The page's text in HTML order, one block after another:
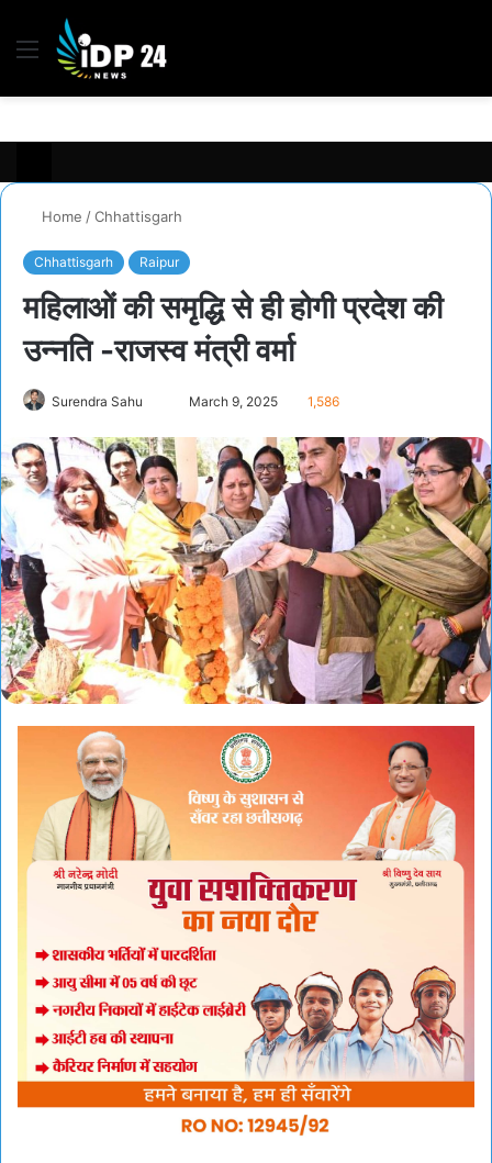
Menu
Home /Chhattisgarh
Chhattisgarh Raipur
महिलाओं की समृद्धि से ही होगी प्रदेश की
उन्नति -राजस्व मंत्री वर्मा
Surendra Sahu
email
March 9, 2025 1,586